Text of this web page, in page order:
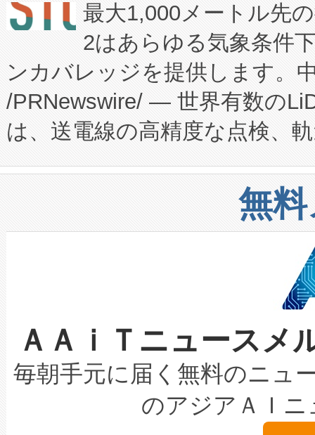
患者にとっての費用負担を大
のアクセスを大幅に拡大する
Fully-Connected Continuous
プログラムには、施設設計・
に関する技術移転および知的
構造化トレーニングカリキュ
上げおよび商用化段階におけ
設備整備および立ち上げ調整
加組織は、Enzeneのバイオ
選定された製品について、自
取得できる可能性もあります
設には、3億～4億ドルかか
最高経営責任者（CEO）であ
す。「当社のfully-connected
ームを利用すれば、6,000万
President原信平）と、エンタ
ードするVoltaiqは、日本にあ
ーエネルギー貯蔵システム（
た。 Voltaiq独自のAI搭載プラ
定、統合、導入、運用に至る
安全性を追跡し、確保する事
増加しているデータセンター
る電力網に大きな負担をかけ
事業者の負担軽減という課題
系統連系を迅速にし、ピーク
限を超えて利用可能な電力容
持できるよう貢献します。こ
ービスレベル契約（SLA）違
テリー性能の劣化によるダウ
念は、現在データセンターが
最大1,000メートル先
2はあらゆる気象条件
ンカバレッジを提供します。
/PRNewswire/ — 世界有数の
は、送電線の高精度な点検、
や穀物倉庫におけるバルク材
リューション「Avia 2」を発
したAvia 2は、1,000メート
狭視野のFOVを切り替えるこ
ケーブル、枝などの細かな対
なレーザースポットにより、
な環境下でも豊かなディテー
キロメートル範囲を検出
LiDAR for Inspections,
は1535 nmレーザーを搭載。
無
ＡＡｉＴニュース
毎朝手元に届く無料のニュ
のアジアＡＩ